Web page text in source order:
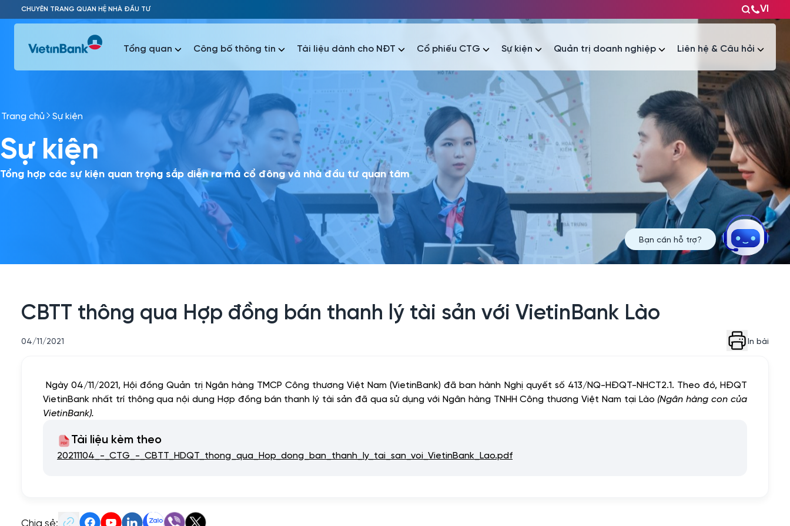
Skip to Main Content
CHUYÊN TRANG QUAN HỆ NHÀ ĐẦU TƯ VI
Phổ biến nhất
Báo cáo tài chính Thông tin giao dịch Công bố thông tin Sự kiện
Tổng quan Công bố thông tin Tài liệu dành cho NĐT Cổ phiếu CTG Sự kiện Quản trị doanh nghiệp Liên hệ & Câu hỏi
Phổ biến nhất
Thông tin giao dịch Công bố thông tin Tài liệu
Trang chủ Sự kiện
Sự kiện
Tổng hợp các sự kiện quan trọng sắp diễn ra mà cổ đông và nhà đầu tư quan tâm
CBTT thông qua Hợp đồng bán thanh lý tài sản với VietinBank Lào
04/11/2021 In bài
Ngày 04/11/2021, Hội đồng Quản trị Ngân hàng TMCP Công thương Việt Nam (VietinBank) đã ban hành Nghị quyết số 413/NQ-HĐQT-NHCT2.1. Theo đó, HĐQT
VietinBank nhất trí thông qua nội dung Hợp đồng bán thanh lý tài sản đã qua sử dụng với Ngân hàng TNHH Công thương Việt Nam tại Lào (Ngân hàng con của
VietinBank).
Tài liệu kèm theo
20211104_-_CTG_-_CBTT_HDQT_thong_qua_Hop_dong_ban_thanh_ly_tai_san_voi_VietinBank_Lao.pdf
Chia sẻ:
Bạn cần hỗ trợ?